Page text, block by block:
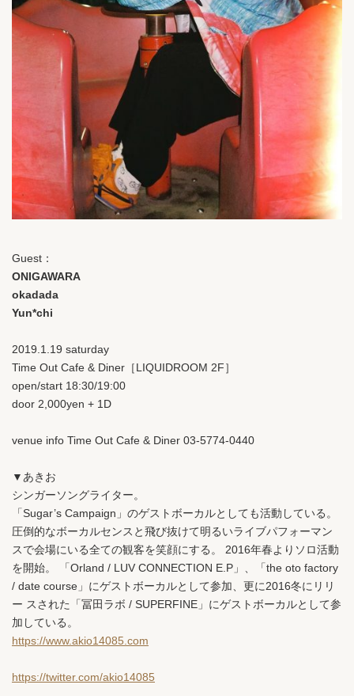
Guest：
ONIGAWARA
okadada
Yun*chi
2019.1.19 saturday
Time Out Cafe & Diner［LIQUIDROOM 2F］
open/start 18:30/19:00
door 2,000yen + 1D
venue info Time Out Cafe & Diner 03-5774-0440
▼あきお
シンガーソングライター。
「Sugar’s Campaign」のゲストボーカルとしても活動している。
圧倒的なボーカルセンスと飛び抜けて明るいライブパフォーマン
スで会場にいる全ての観客を笑顔にする。 2016年春よりソロ活動
を開始。 「Orland / LUV CONNECTION E.P」、「the oto factory
/ date course」にゲストボーカルとして参加、更に2016冬にリリ
ー スされた「冨田ラボ / SUPERFINE」にゲストボーカルとして参
加している。
https://www.akio14085.com
https://twitter.com/akio14085